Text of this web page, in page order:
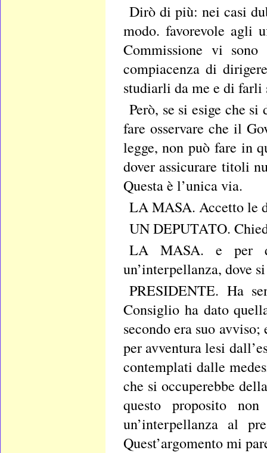
Dirò di più: nei casi
modo. favorevole agli
Commissione vi
compiacenza di
studiarli da me e di farli
Però, se si esige che
fare osservare che il
legge, non può fare in
dover assicurare titoli
Questa è l’unica via.
LA MASA. Accetto le
UN DEPUTATO.
LA MASA. e per
un’interpellanza, dove
PRESIDENTE. Ha
Consiglio ha dato
secondo era suo
per avventura lesi
contemplati dalle
che si occuperebbe
questo proposito
un’interpellanza al
Quest’argomento mi